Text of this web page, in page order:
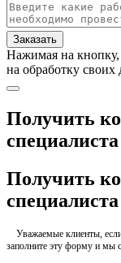
Заказать
Нажимая на кнопку,
на обработку
Получить
специалиста
Получить
специалиста
Уважаемые клиенты, если
заполните эту форму и мы